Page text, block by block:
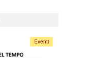
Eventi